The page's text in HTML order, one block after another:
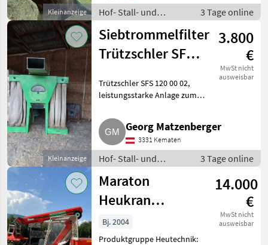
Kleinanzeige
Stromschiene, Serviceheft
vollständ
Hof- Stall- und
Weidetechnik /
Heutechnik
3 Tage online
Kleinanzeige
Siebtrommelfilter
Trützschler SFS
3.800
€
MwSt nicht
ausweisbar
Trützschler SFS 120 00 02,
leistungsstarke Anlage zum
8.000 m³ stündliches Volumen.
Hof- Stall- und Weidetechnik
Heutechnik
Georg Matzenberger
3331 Kematen
Hof- Stall- und
Weidetechnik /
Heutechnik
3 Tage online
Maraton
Heukran
Maraton
14.000
€
MwSt nicht
ausweisbar
Bj. 2004
Produktgruppe Heutechnik: